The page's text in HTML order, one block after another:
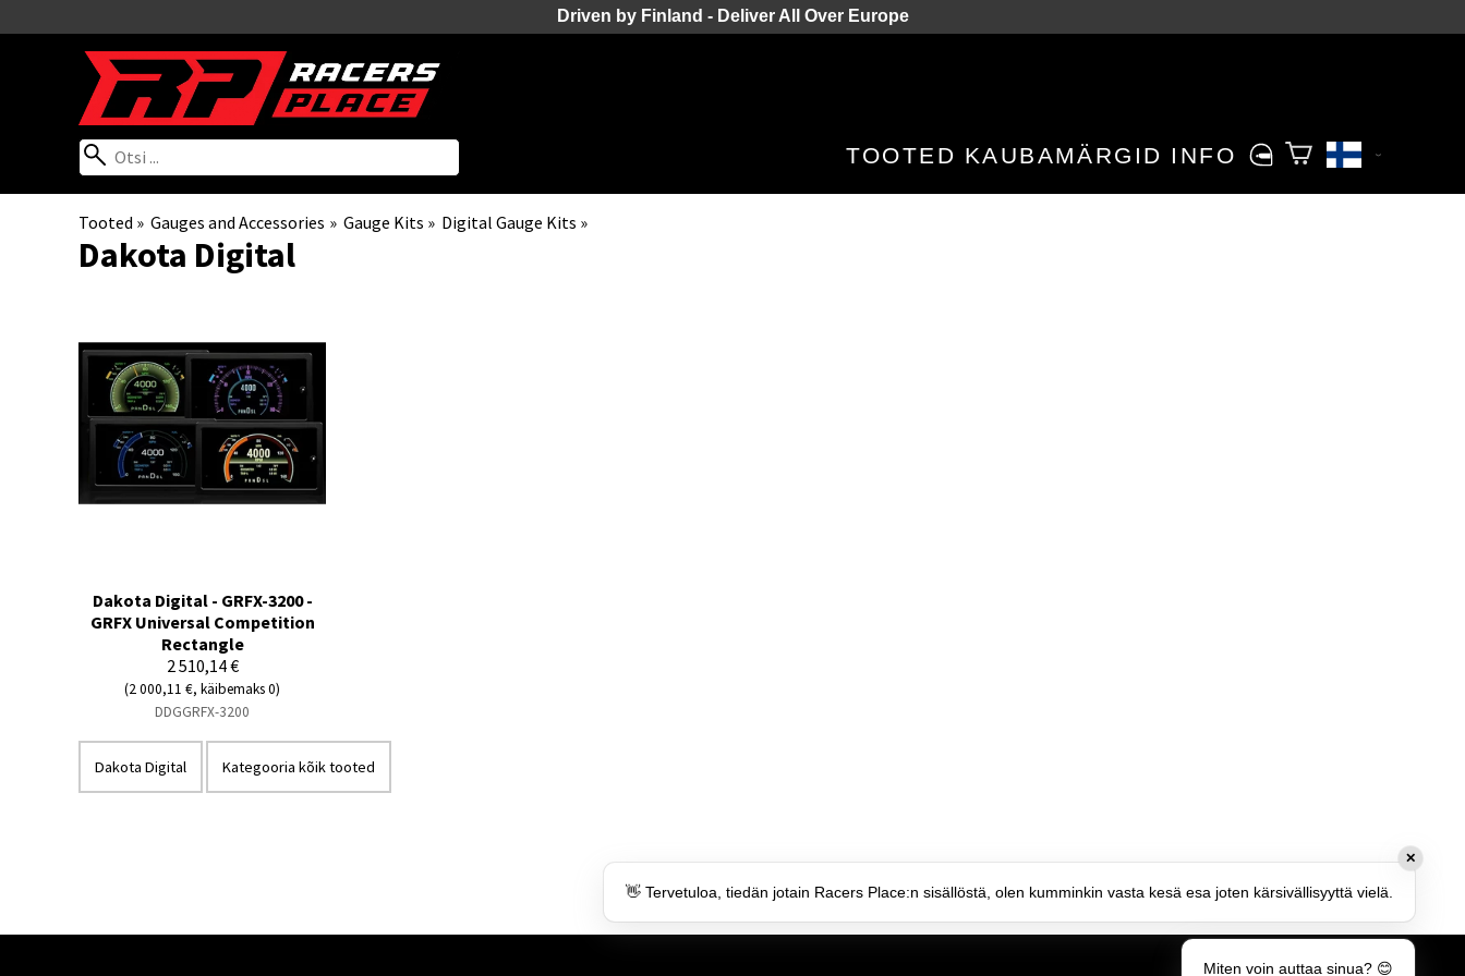
Driven by Finland - Deliver All Over Europe
TOOTED KAUBAMÄRGID INFO
Tooted ‪» Gauges and Accessories ‪» Gauge Kits ‪» Digital Gauge Kits ‪»
Dakota Digital
Dakota Digital - GRFX-3200 -
GRFX Universal Competition
Rectangle
2 510,14 €
(2 000,11 €, käibemaks 0)
DDGGRFX-3200
Dakota Digital Kategooria kõik tooted
✕
👋 Tervetuloa, tiedän jotain Racers Place:n sisällöstä, olen kumminkin vasta kesä esa joten kärsivällisyyttä vielä.
Miten voin auttaa sinua? 😊